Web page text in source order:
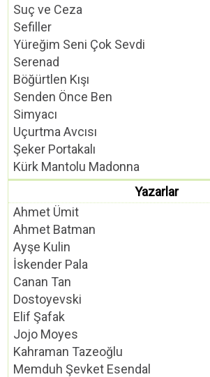
Suç ve Ceza
Sefiller
Yüreğim Seni Çok Sevdi
Serenad
Böğürtlen Kışı
Senden Önce Ben
Simyacı
Uçurtma Avcısı
Şeker Portakalı
Kürk Mantolu Madonna
Yazarlar
Ahmet Ümit
Ahmet Batman
Ayşe Kulin
İskender Pala
Canan Tan
Dostoyevski
Elif Şafak
Jojo Moyes
Kahraman Tazeoğlu
Memduh Şevket Esendal